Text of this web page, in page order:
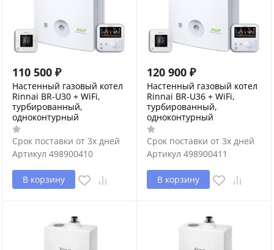
110 500 ₽
Настенный газовый котел
Rinnai BR-U30 + WiFi,
турбированный,
одноконтурный
Срок поставки от 3х дней
Артикул 498900410
В корзину
120 900 ₽
Настенный газовый котел
Rinnai BR-U36 + WiFi,
турбированный,
одноконтурный
Срок поставки от 3х дней
Артикул 498900411
В корзину